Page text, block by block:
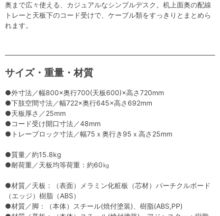
奥まで広々使える、カジュアルなシンプルデスク。机上面奥の配線
トレーと天板下のコード受けで、ケーブル類をすっきりとまとめら
れます。
サイズ・重量・材質
●外寸法／幅800×奥行700(天板600)×高さ720mm
●下肢空間寸法／幅722×奥行645×高さ692mm
●天板厚さ／25mm
●コード受け開口寸法／48mm
●トレーブロック寸法／幅75ｘ奥行き95ｘ高さ25mm
●質量／約15.8kg
●耐荷重／天板均等荷重：約60㎏
●材質／天板：（表面）メラミン化粧板（芯材）パーチクルボード
（エッジ）樹脂（ABS）
●材質／脚：（本体）スチール(焼付塗装)、樹脂(ABS,PP)